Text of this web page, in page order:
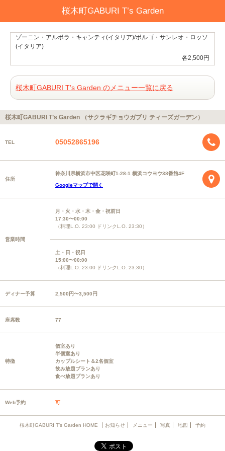
桜木町GABURI T’s Garden
ゾーニン・アルボラ・キャンティ(イタリア)/ボルゴ・サンレオ・ロッソ
(イタリア)
各2,500円
桜木町GABURI T’s Garden のメニュー一覧に戻る
桜木町GABURI T’s Garden （サクラギチョウガブリ ティーズガーデン）
TEL 05052865196
住所
神奈川県横浜市中区花咲町1-28-1 横浜コウヨウ38番館4F
Googleマップで開く
営業時間
月・火・水・木・金・祝前日
17:30〜00:00
（料理L.O. 23:00 ドリンクL.O. 23:30）
土・日・祝日
15:00〜00:00
（料理L.O. 23:00 ドリンクL.O. 23:30）
ディナー予算 2,500円〜3,500円
座席数 77
特徴
個室あり
半個室あり
カップルシート＆2名個室
飲み放題プランあり
食べ放題プランあり
Web予約 可
桜木町GABURI T’s Garden HOME お知らせ メニュー 写真 地図 予約